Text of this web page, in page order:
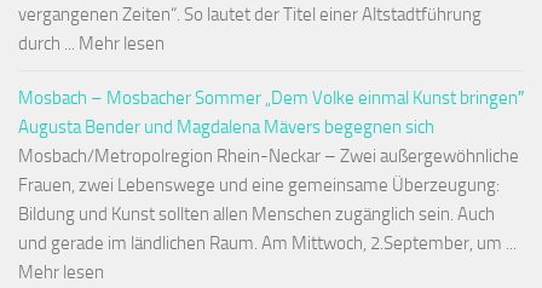
vergangenen Zeiten“. So lautet der Titel einer Altstadtführung
durch ... Mehr lesen
Mosbach – Mosbacher Sommer „Dem Volke einmal Kunst bringen″
Augusta Bender und Magdalena Mävers begegnen sich
Mosbach/Metropolregion Rhein-Neckar – Zwei außergewöhnliche
Frauen, zwei Lebenswege und eine gemeinsame Überzeugung:
Bildung und Kunst sollten allen Menschen zugänglich sein. Auch
und gerade im ländlichen Raum. Am Mittwoch, 2.September, um ...
Mehr lesen